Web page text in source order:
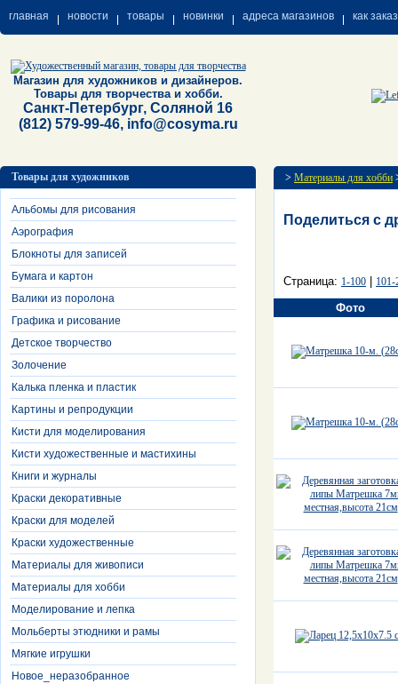
главная новости товары новинки адреса магазинов как
Магазин для художников и дизайнеров.
Товары для творчества и хобби.
Санкт-Петербург, Соляной 16
(812) 579-99-46, info@cosyma.ru
Товары для художников
Альбомы для рисования
Аэрография
Блокноты для записей
Бумага и картон
Валики из поролона
Графика и рисование
Детское творчество
Золочение
Калька пленка и пластик
Картины и репродукции
Кисти для моделирования
Кисти художественные и мастихины
Книги и журналы
Краски декоративные
Краски для моделей
Краски художественные
Материалы для живописи
Материалы для хобби
Моделирование и лепка
Мольберты этюдники и рамы
Мягкие игрушки
Новое_неразобранное
> Материалы для хобби
Поделиться с
Страница: 1-100 101-
Фото